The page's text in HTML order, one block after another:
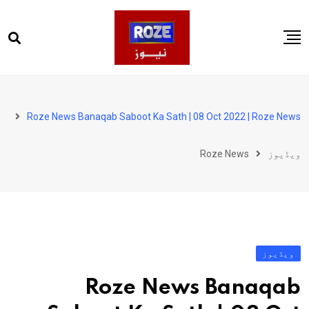
to
پاکستان
کھیل
Roze News Banaqab Saboot Ka Sath | 08 Oct 2022 | Roze News
ویڈیوز Roze News
ویڈیوز
Roze News Banaqab